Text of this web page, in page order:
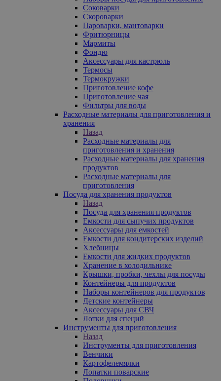
Соковарки
Скороварки
Пароварки, мантоварки
Фритюрницы
Мармиты
Фондю
Аксессуары для кастрюль
Термосы
Термокружки
Приготовление кофе
Приготовление чая
Фильтры для воды
Расходные материалы для приготовления и
хранения
Назад
Расходные материалы для
приготовления и хранения
Расходные материалы для хранения
продуктов
Расходные материалы для
приготовления
Посуда для хранения продуктов
Назад
Посуда для хранения продуктов
Емкости для сыпучих продуктов
Аксессуары для емкостей
Емкости для кондитерских изделий
Хлебницы
Емкости для жидких продуктов
Хранение в холодильнике
Крышки, пробки, чехлы для посуды
Контейнеры для продуктов
Наборы контейнеров для продуктов
Детские контейнеры
Аксессуары для СВЧ
Лотки для специй
Инструменты для приготовления
Назад
Инструменты для приготовления
Венчики
Картофелемялки
Лопатки поварские